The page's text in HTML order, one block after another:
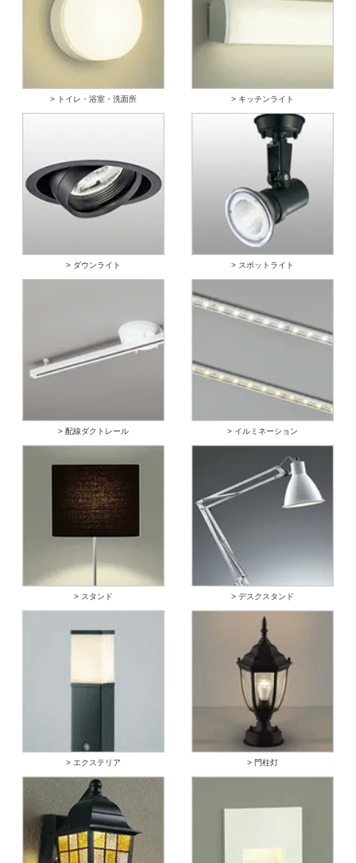
> トイレ・浴室・洗面所 > キッチンライト
> ダウンライト > スポットライト
> 配線ダクトレール > イルミネーション
> スタンド > デスクスタンド
> エクステリア > 門柱灯